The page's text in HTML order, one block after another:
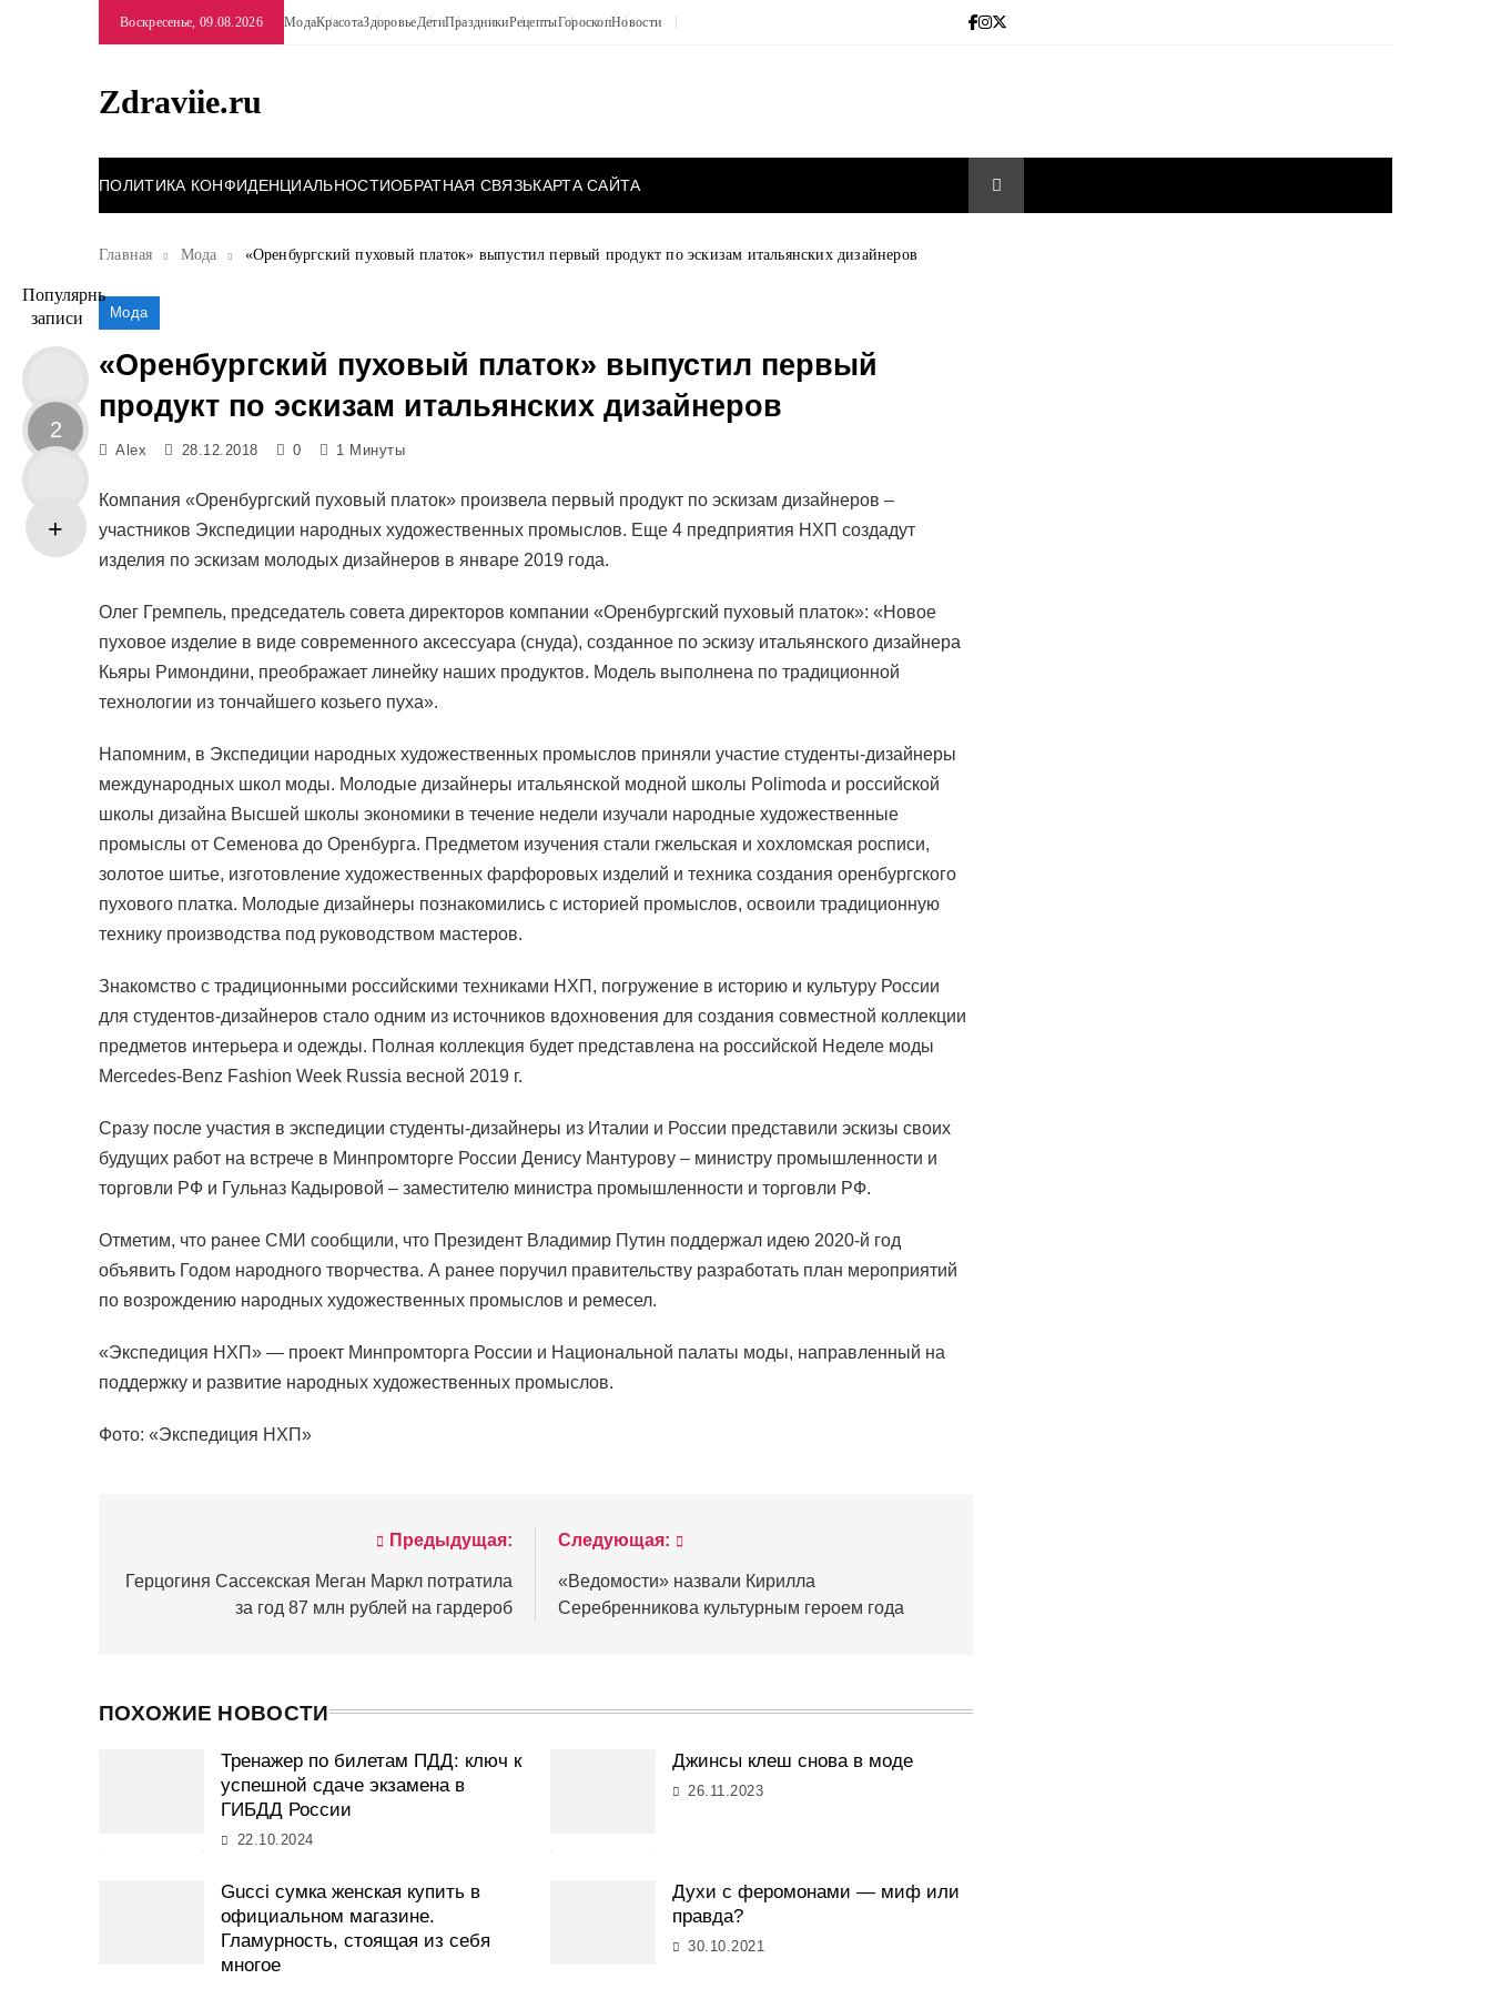
Воскресенье, 09.08.2026 МодаКрасотаЗдоровьеДетиПраздникиРецептыГороскопНовости
Zdraviie.ru
ПОЛИТИКА КОНФИДЕНЦИАЛЬНОСТИОБРАТНАЯ СВЯЗЬКАРТА САЙТА
Главная Мода «Оренбургский пуховый платок» выпустил первый продукт по эскизам итальянских дизайнеров
Популярные
записи
2
Мода
«Оренбургский пуховый платок» выпустил первый
продукт по эскизам итальянских дизайнеров
Alex 28.12.2018 0 1 Минуты
Компания «Оренбургский пуховый платок» произвела первый продукт по эскизам дизайнеров –
участников Экспедиции народных художественных промыслов. Еще 4 предприятия НХП создадут
изделия по эскизам молодых дизайнеров в январе 2019 года.
Олег Гремпель, председатель совета директоров компании «Оренбургский пуховый платок»: «Новое
пуховое изделие в виде современного аксессуара (снуда), созданное по эскизу итальянского дизайнера
Кьяры Римондини, преображает линейку наших продуктов. Модель выполнена по традиционной
технологии из тончайшего козьего пуха».
Напомним, в Экспедиции народных художественных промыслов приняли участие студенты-дизайнеры
международных школ моды. Молодые дизайнеры итальянской модной школы Polimoda и российской
школы дизайна Высшей школы экономики в течение недели изучали народные художественные
промыслы от Семенова до Оренбурга. Предметом изучения стали гжельская и хохломская росписи,
золотое шитье, изготовление художественных фарфоровых изделий и техника создания оренбургского
пухового платка. Молодые дизайнеры познакомились с историей промыслов, освоили традиционную
технику производства под руководством мастеров.
Знакомство с традиционными российскими техниками НХП, погружение в историю и культуру России
для студентов-дизайнеров стало одним из источников вдохновения для создания совместной коллекции
предметов интерьера и одежды. Полная коллекция будет представлена на российской Неделе моды
Mercedes-Benz Fashion Week Russia весной 2019 г.
Сразу после участия в экспедиции студенты-дизайнеры из Италии и России представили эскизы своих
будущих работ на встрече в Минпромторге России Денису Мантурову – министру промышленности и
торговли РФ и Гульназ Кадыровой – заместителю министра промышленности и торговли РФ.
Отметим, что ранее СМИ сообщили, что Президент Владимир Путин поддержал идею 2020-й год
объявить Годом народного творчества. А ранее поручил правительству разработать план мероприятий
по возрождению народных художественных промыслов и ремесел.
«Экспедиция НХП» — проект Минпромторга России и Национальной палаты моды, направленный на
поддержку и развитие народных художественных промыслов.
Фото: «Экспедиция НХП»
по
Предыдущая:
Герцогиня Сассекская Меган Маркл потратила
за год 87 млн рублей на гардероб
Следующая:
«Ведомости» назвали Кирилла
Серебренникова культурным героем года
ПОХОЖИЕ НОВОСТИ
Тренажер по билетам ПДД: ключ к
успешной сдаче экзамена в
ГИБДД России
22.10.2024
Джинсы клеш снова в моде
26.11.2023
Gucci сумка женская купить в
официальном магазине.
Гламурность, стоящая из себя
многое
Духи с феромонами — миф или
правда?
30.10.2021